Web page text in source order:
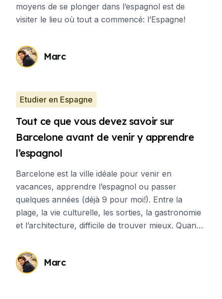
moyens de se plonger dans l’espagnol est de
visiter le lieu où tout a commencé: l’Espagne!
Marc
Etudier en Espagne
Tout ce que vous devez savoir sur
Barcelone avant de venir y apprendre
l’espagnol
Barcelone est la ville idéale pour venir en
vacances, apprendre l’espagnol ou passer
quelques années (déjà 9 pour moi!). Entre la
plage, la vie culturelle, les sorties, la gastronomie
et l’architecture, difficile de trouver mieux. Quand
des grandes villes cosmopolites, (Amsterdam,
Bruxelles et Paris), et je n’ai pas eu de mal à
Marc